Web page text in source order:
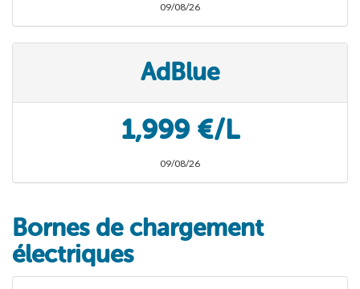
09/08/26
AdBlue
1,999 €/L
09/08/26
Bornes de chargement
électriques